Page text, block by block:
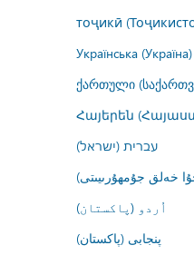
тоҷикӣ
Українська (Україна)
ქართული
Հայերեն
עברית (ישראל)
خەلق جۇمھۇرىيىتى)
اُردو (پاکستان)
پنجابی (پاکستان)